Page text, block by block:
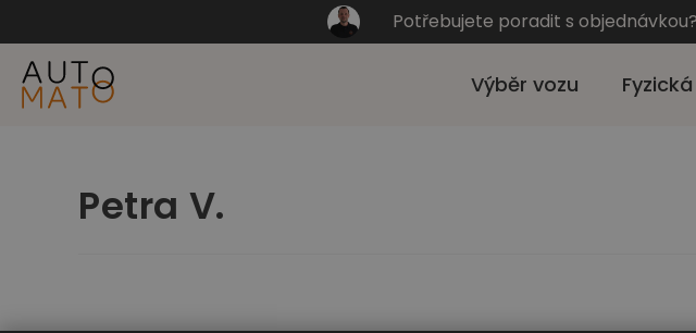
Potřebujete poradit s objednávkou?
Výběr vozu
Petra V.